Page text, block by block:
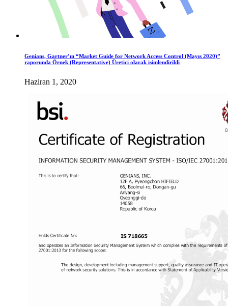
Genians, Gartner’ın “Market Guide for Network Access Control (Mayıs 2020)”
raporunda Örnek (Representative) Üretici olarak isimlendirildi
Haziran 1, 2020